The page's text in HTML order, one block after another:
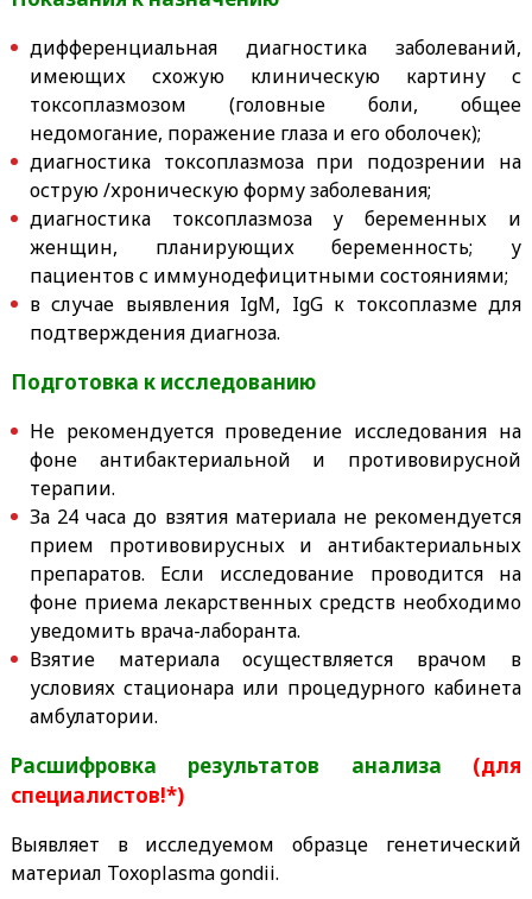
дифференциальная диагностика заболеваний,
имеющих схожую клиническую картину с
токсоплазмозом (головные боли, общее
недомогание, поражение глаза и его оболочек);
диагностика токсоплазмоза при подозрении на
острую /хроническую форму заболевания;
диагностика токсоплазмоза у беременных и
женщин, планирующих беременность; у
пациентов с иммунодефицитными состояниями;
в случае выявления IgM, IgG к токсоплазме для
подтверждения диагноза.
Подготовка к исследованию
Не рекомендуется проведение исследования на
фоне антибактериальной и противовирусной
терапии.
За 24 часа до взятия материала не рекомендуется
прием противовирусных и антибактериальных
препаратов. Если исследование проводится на
фоне приема лекарственных средств необходимо
уведомить врача-лаборанта.
Взятие материала осуществляется врачом в
условиях стационара или процедурного кабинета
амбулатории.
Расшифровка результатов анализа (для
специалистов!*)
Выявляет в исследуемом образце генетический
материал Toxoplasma gondii.